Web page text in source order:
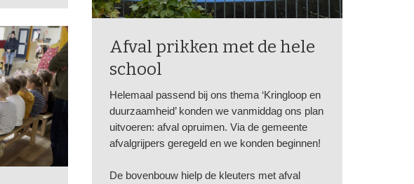
Afval prikken met de hele
school
Helemaal passend bij ons thema ‘Kringloop en
duurzaamheid’ konden we vanmiddag ons plan
uitvoeren: afval opruimen. Via de gemeente
afvalgrijpers geregeld en we konden beginnen!
De bovenbouw hielp de kleuters met afval